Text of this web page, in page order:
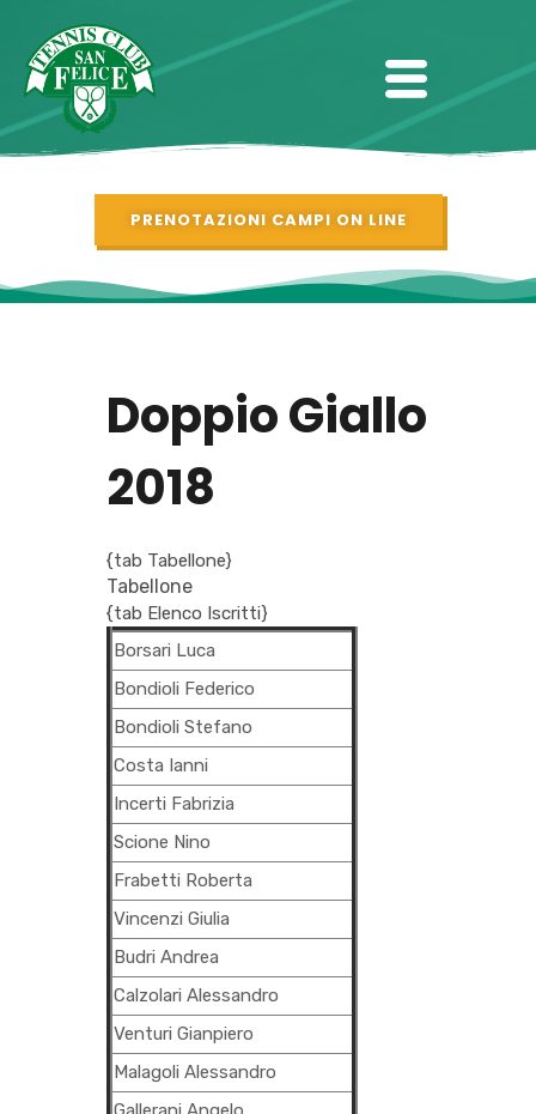
PRENOTAZIONI CAMPI ON LINE
Doppio Giallo
2018
{tab Tabellone}
Tabellone
{tab Elenco Iscritti}
Borsari Luca
Bondioli Federico
Bondioli Stefano
Costa Ianni
Incerti Fabrizia
Scione Nino
Frabetti Roberta
Vincenzi Giulia
Budri Andrea
Calzolari Alessandro
Venturi Gianpiero
Malagoli Alessandro